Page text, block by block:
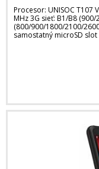
Procesor: UNISOC T107
MHz 3G sieť: B1/B8
(800/900/1800/2100/
samostatný microSD